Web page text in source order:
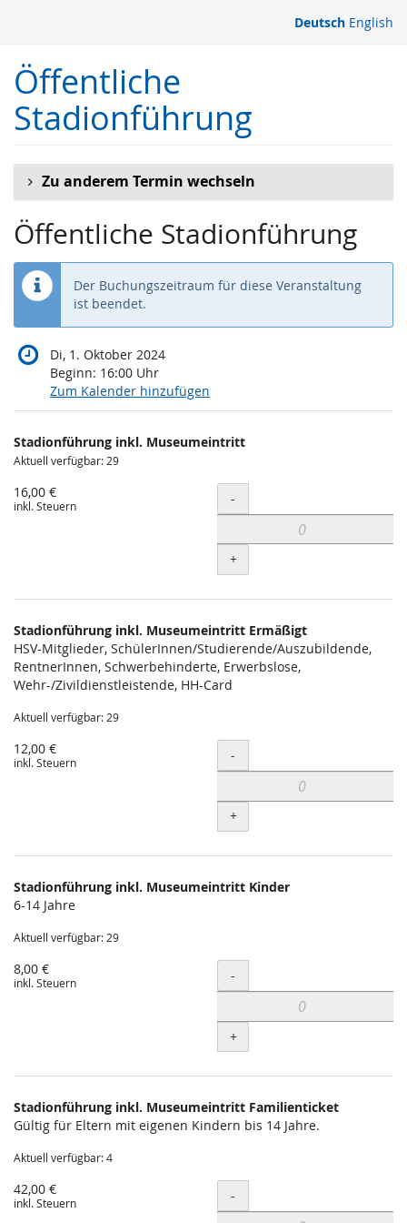
springen
Deutsch English
Öffentliche
Stadionführung
Zu anderem Termin wechseln
Öffentliche Stadionführung
Der Buchungszeitraum für diese Veranstaltung
ist beendet.
Di, 1. Oktober 2024
Beginn: 16:00 Uhr
Zum Kalender hinzufügen
Produkte
Unkategorisierte
Produkte
Stadionführung inkl. Museumeintritt
Aktuell verfügbar: 29
16,00 €
inkl. Steuern Menge
-
+
Stadionführung inkl. Museumeintritt Ermäßigt
HSV-Mitglieder, SchülerInnen/Studierende/Auszubildende,
RentnerInnen, Schwerbehinderte, Erwerbslose,
Wehr-/Zivildienstleistende, HH-Card
Aktuell verfügbar: 29
12,00 €
inkl. Steuern Menge
-
+
Stadionführung inkl. Museumeintritt Kinder
6-14 Jahre
Aktuell verfügbar: 29
8,00 €
inkl. Steuern Menge
-
+
Stadionführung inkl. Museumeintritt Familienticket
Gültig für Eltern mit eigenen Kindern bis 14 Jahre.
Aktuell verfügbar: 4
42,00 €
inkl. Steuern Menge
-